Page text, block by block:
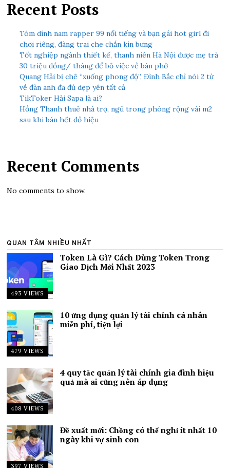
Recent Posts
Tóm dính nam rapper 99 nổi tiếng và bạn gái hot girl đi
chơi riêng, đàng trai che chắn kín bưng
Tốt nghiệp ngành thiết kế, thanh niên Hà Nội được mẹ trả
30 triệu đồng/ tháng để bỏ việc về bán phở
Quang Hải bị chê “xuống phong độ”, Đình Bắc chỉ nói 2 từ
về đàn anh đã đủ dẹp yên tất cả
TikToker Hải Sapa là ai?
Hồng Thanh thuê nhà trọ, ngủ trong phòng rộng vài m2
sau khi bán hết đồ hiệu
Recent Comments
No comments to show.
QUAN TÂM NHIỀU NHẤT
493 VIEWS
Token Là Gì? Cách Dùng Token Trong
Giao Dịch Mới Nhất 2023
479 VIEWS
10 ứng dụng quản lý tài chính cá nhân
miễn phí, tiện lợi
408 VIEWS
4 quy tắc quản lý tài chính gia đình hiệu
quả mà ai cũng nên áp dụng
397 VIEWS
Đề xuất mới: Chồng có thể nghỉ ít nhất 10
ngày khi vợ sinh con